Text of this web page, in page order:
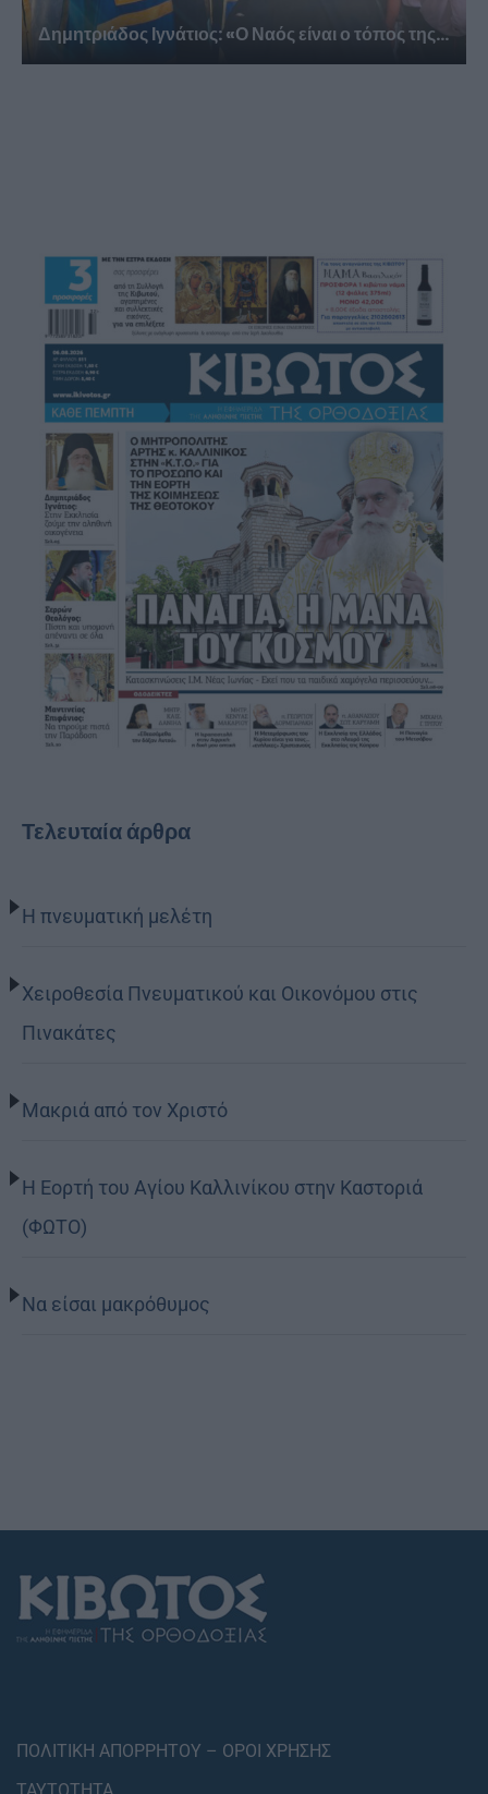
Δημητριάδος Ιγνάτιος: «Ο Ναός είναι ο τόπος της...
Τελευταία άρθρα
Η πνευματική μελέτη
Χειροθεσία Πνευματικού και Οικονόμου στις
Πινακάτες
Μακριά από τον Χριστό
Η Εορτή του Αγίου Καλλινίκου στην Καστοριά
(ΦΩΤΟ)
Να είσαι μακρόθυμος
ΠΟΛΙΤΙΚΗ ΑΠΟΡΡΗΤΟΥ – ΟΡΟΙ ΧΡΗΣΗΣ